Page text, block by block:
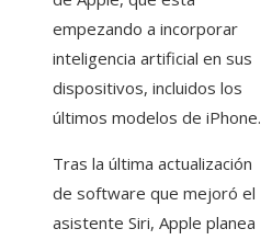
empezando a incorporar
inteligencia artificial en sus
dispositivos, incluidos los
últimos modelos de iPhone.
Tras la última actualización
de software que mejoró el
asistente Siri, Apple planea